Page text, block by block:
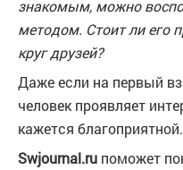
знакомым, можно
методом. Стоит ли его
круг друзей?
Даже если на первый
человек проявляет
кажется благоприятной.
Swjournal.ru поможет